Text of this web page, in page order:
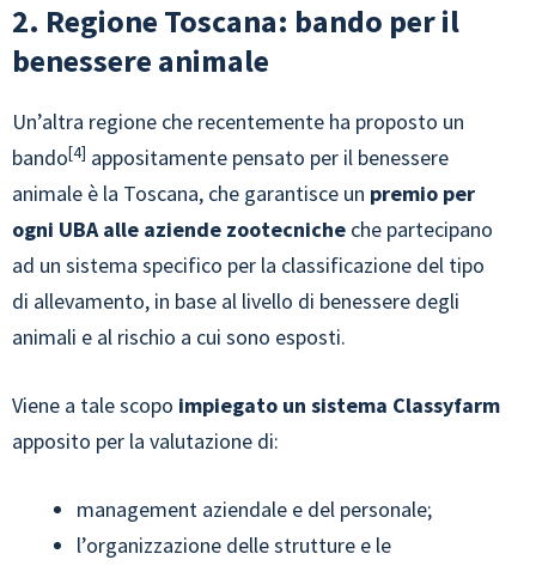
2. Regione Toscana: bando per il
benessere animale
Un’altra regione che recentemente ha proposto un
bando 4 appositamente pensato per il benessere
animale è la Toscana, che garantisce un premio per
ogni UBA alle aziende zootecniche che partecipano
ad un sistema specifico per la classificazione del tipo
di allevamento, in base al livello di benessere degli
animali e al rischio a cui sono esposti.
Viene a tale scopo impiegato un sistema Classyfarm
apposito per la valutazione di:
management aziendale e del personale;
l’organizzazione delle strutture e le